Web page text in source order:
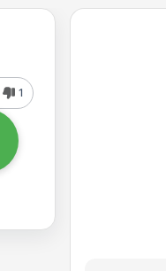
1